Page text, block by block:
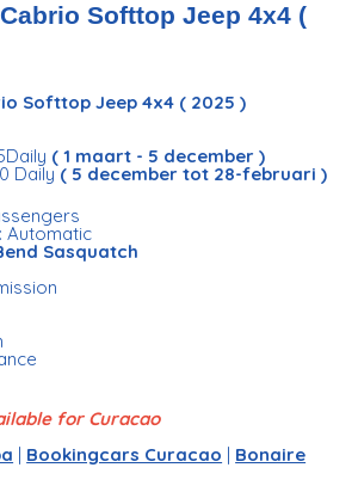
Softtop Jeep 4x4 (
Softtop Jeep 4x4 ( 2025 )
( 1 maart - 5 december )
Daily ( 5 december tot 28-februari )
Automatic
Sasquatch
for Curacao
| Bookingcars Curacao | Bonaire